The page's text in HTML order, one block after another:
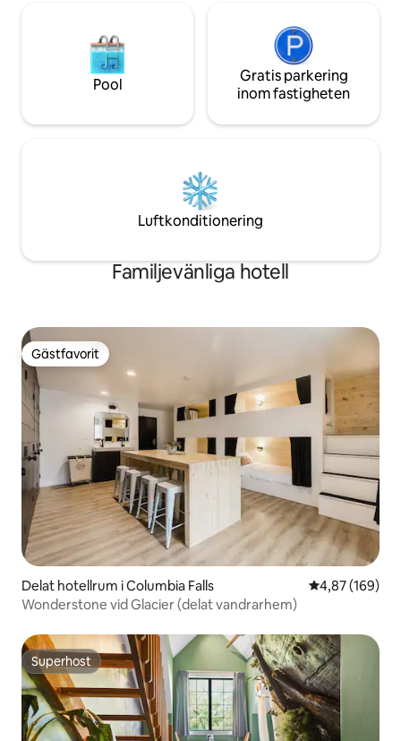
Pool
Gratis parkering
inom fastigheten
Luftkonditionering
Familjevänliga hotell
Gästfavorit
Gästfavorit
Delat hotellrum i Columbia Falls 4,87 av 5 i
4,87 (169)
Wonderstone vid Glacier (delat vandrarhem)
Superhost
Superhost